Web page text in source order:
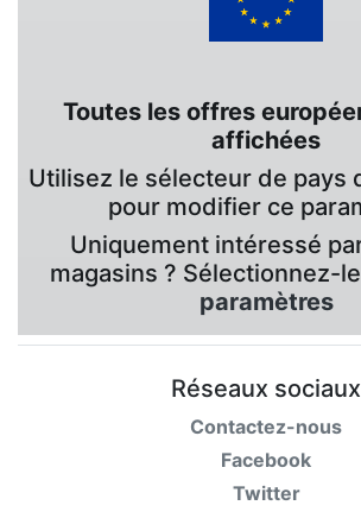
Toutes les offres
affichées
Utilisez le sélecteur de pays
pour modifier ce
Uniquement intéressé
magasins ? Sélectionnez-
paramètres
Réseaux sociaux
Contactez-nous
Facebook
Twitter